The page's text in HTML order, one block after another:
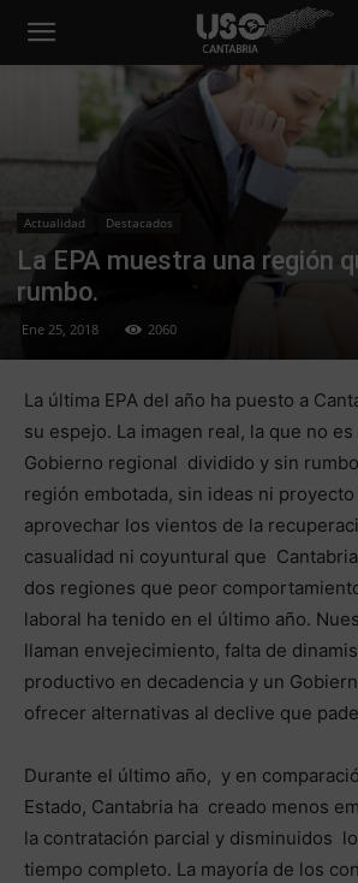
Actualidad Destacados
La EPA muestra una región
rumbo.
Ene 25, 2018 2060
La última EPA del año ha puesto a
su espejo. La imagen real, la que no
Gobierno regional dividido y sin
región embotada, sin ideas ni
aprovechar los vientos de la
casualidad ni coyuntural que
dos regiones que peor
laboral ha tenido en el último año.
llaman envejecimiento, falta de
productivo en decadencia y un
ofrecer alternativas al declive que
Durante el último año, y en
Estado, Cantabria ha creado menos
la contratación parcial y disminuidos
tiempo completo. La mayoría de los